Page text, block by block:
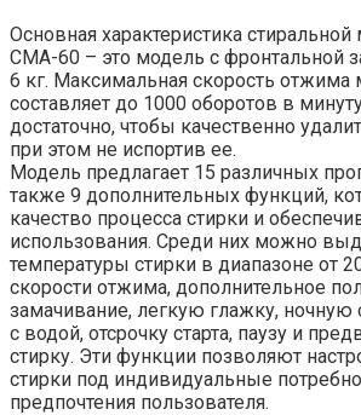
Основная характеристика
СМА-60 – это модель с фронтальной
6 кг. Максимальная скорость
составляет до 1000 оборотов в
достаточно, чтобы качественно
при этом не испортив ее.
Модель предлагает 15 различных
также 9 дополнительных функций,
качество процесса стирки и
использования. Среди них можно
температуры стирки в диапазоне от
скорости отжима, дополнительное
замачивание, легкую глажку, ночную
с водой, отсрочку старта, паузу и
стирку. Эти функции позволяют
стирки под индивидуальные
предпочтения пользователя.